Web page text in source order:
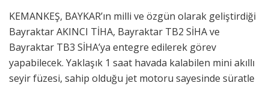
KEMANKEŞ, BAYKAR’ın milli ve özgün olarak geliştirdiği
Bayraktar AKINCI TİHA, Bayraktar TB2 SİHA ve
Bayraktar TB3 SİHA’ya entegre edilerek görev
yapabilecek. Yaklaşık 1 saat havada kalabilen mini akıllı
seyir füzesi, sahip olduğu jet motoru sayesinde süratle